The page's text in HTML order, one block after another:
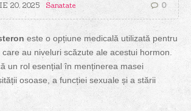
20, 2025 Sanatate 0
este o opțiune medicală utilizată pentru
au niveluri scăzute ale acestui hormon.
un rol esențial în menținerea masei
osoase, a funcției sexuale și a stării